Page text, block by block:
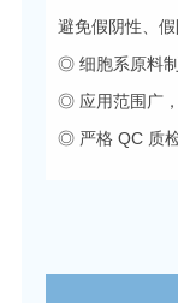
避免假阴性、
◎ 细胞系原料
◎ 应用范围广
◎ 严格 QC 质